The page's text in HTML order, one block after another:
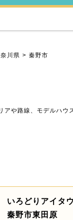
川県 秦野市
や路線、モデルハ
いろどりアイタ
秦野市東田原